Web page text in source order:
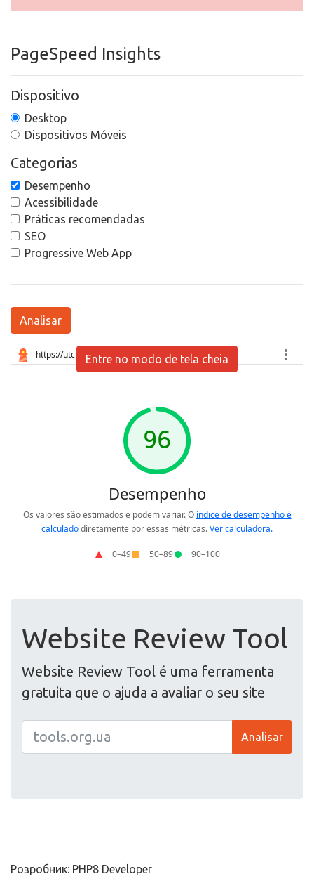
PageSpeed Insights
Dispositivo
Desktop
Dispositivos Móveis
Categorias
Desempenho
Acessibilidade
Práticas recomendadas
SEO
Progressive Web App
Analisar
Entre no modo de tela cheia
Website Review Tool
Website Review Tool é uma ferramenta
gratuita que o ajuda a avaliar o seu site
Analisar
Розробник: PHP8 Developer